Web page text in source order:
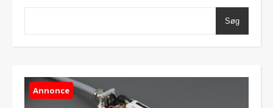
Søg
Annonce